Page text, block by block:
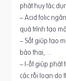
phát huy tác
– Acid folic
quá trình tạo
– Sắt giúp tạo
bào thai,…
– I-ốt giúp phát
các rối loạn do